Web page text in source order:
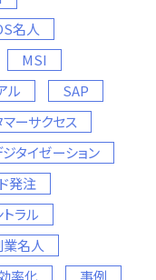
名人
MSI
ル
SAP
マーサクセス
タイゼーション
発注
ラル
名人
率化
事例